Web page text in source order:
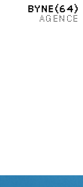
BYNE(64)
AGENCE